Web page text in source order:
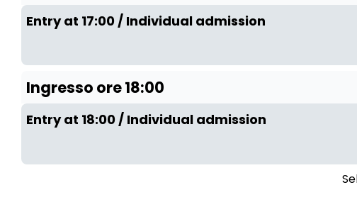
Entry at 17:00 / Individual admission
Ingresso ore 18:00
Entry at 18:00 / Individual admission